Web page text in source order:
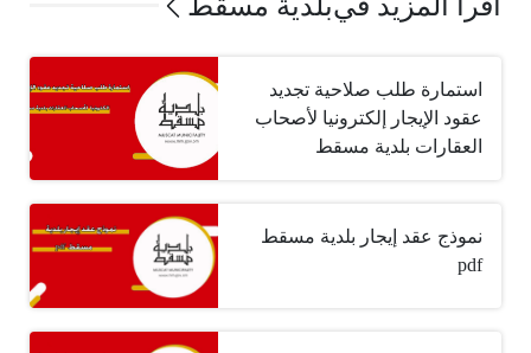
استمارة طلب صلاحية تجديد
عقود الإيجار إلكترونيا لأصحاب
العقارات بلدية مسقط
نموذج عقد إيجار بلدية مسقط
pdf